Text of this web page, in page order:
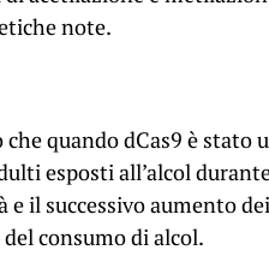
note.
quando dCas9 è
esposti all’alcol durante
il successivo aumento
consumo di alcol.